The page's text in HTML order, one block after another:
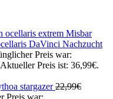
DaVinci Nachzucht
Preis war:
Aktueller Preis ist: 36,99€.
stargazer22,99€